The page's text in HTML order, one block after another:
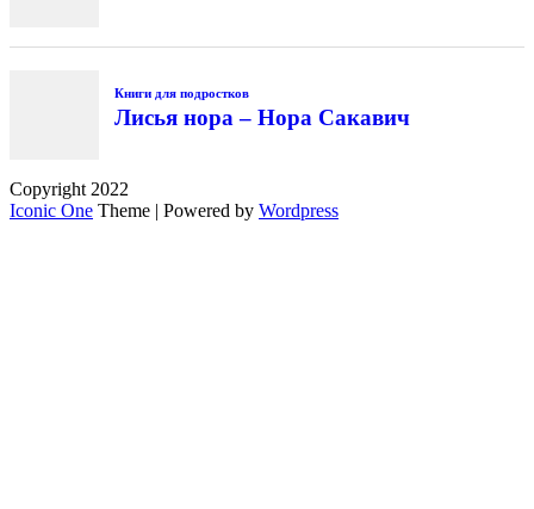
Copyright 2022
Iconic One Theme | Powered by Wordpress